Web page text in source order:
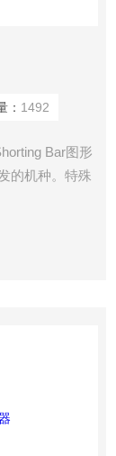
： 1492
Bar图形
的机种。特殊
扰而受到影